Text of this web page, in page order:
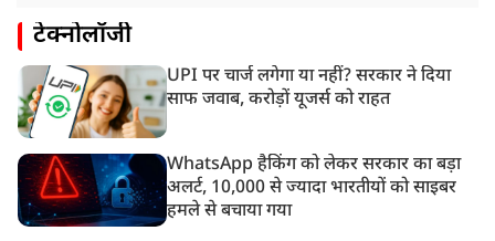
टेक्नोलॉजी
UPI पर चार्ज लगेगा या नहीं? सरकार ने दिया
साफ जवाब, करोड़ों यूजर्स को राहत
WhatsApp हैकिंग को लेकर सरकार का बड़ा
अलर्ट, 10,000 से ज्यादा भारतीयों को साइबर
हमले से बचाया गया